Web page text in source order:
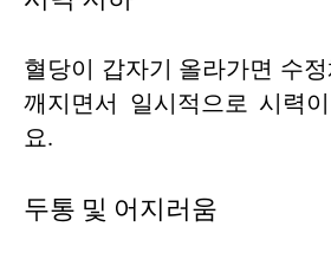
혈당이 갑자기 올라가면 수
깨지면서 일시적으로 시력
요.
두통 및 어지러움